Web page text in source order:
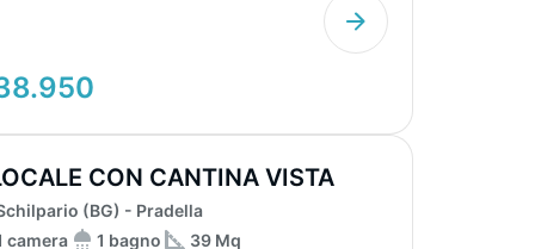
CON CANTINA VISTA
(BG) - Pradella
camera
1 bagno 39 Mq